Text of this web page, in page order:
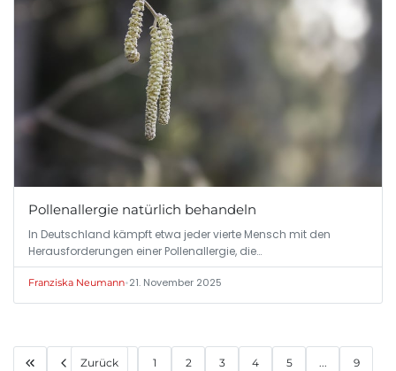
Pollenallergie natürlich behandeln
In Deutschland kämpft etwa jeder vierte Mensch mit den
Herausforderungen einer Pollenallergie, die…
Franziska Neumann•21. November 2025
Zurück 1 2 3 4 5 ... 9